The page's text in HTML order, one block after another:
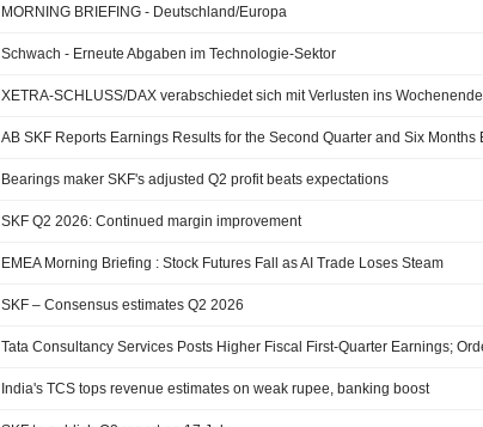
MORNING BRIEFING - Deutschland/Europa
Schwach - Erneute Abgaben im Technologie-Sektor
XETRA-SCHLUSS/DAX verabschiedet sich mit Verlusten ins Wochenende
Bearings maker SKF's adjusted Q2 profit beats expectations
SKF Q2 2026: Continued margin improvement
EMEA Morning Briefing : Stock Futures Fall as AI Trade Loses Steam
SKF – Consensus estimates Q2 2026
India's TCS tops revenue estimates on weak rupee, banking boost